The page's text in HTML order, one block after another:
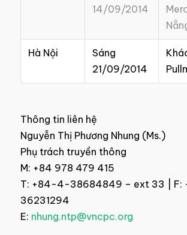
14/09/2014
Hà Nội
Sáng
21/09/2014
Thông tin liên hệ
Nguyễn Thị Phương Nhung (Ms.)
Phụ trách truyền thông
M: +84 978 479 415
T: +84-4-38684849 – ext 33 | F:
36231294
E: nhung.ntp@vncpc.org